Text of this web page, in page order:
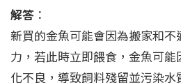
解答 ：
新買的金魚可能會因為搬家和
力，若此時立即餵食，金魚可
化不良，導致飼料殘留並污染